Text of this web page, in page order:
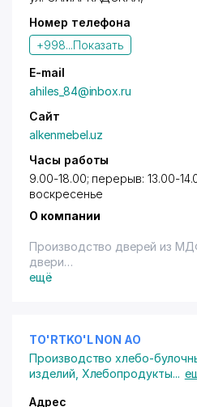
Номер телефона
+998...Показать
E-mail
ahiles_84@inbox.ru
Сайт
alkenmebel.uz
Часы работы
9.00-18.00; перерыв: 13.00-
воскресенье
О компании
Производство дверей из
двери
Все виды мебели для высших
Все виды мебели для дома и
ещё
TO'RTKO'L NON АО
Производство хлебо-
изделий Хлебопродукты...
Адрес